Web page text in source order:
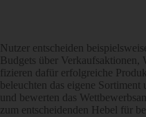
Nutzer entscheiden
Budgets über
fi­zieren dafür erfolg­­reiche
beleuchten das eigene
und bewerten das
zum ent­schei­denden Hebel für